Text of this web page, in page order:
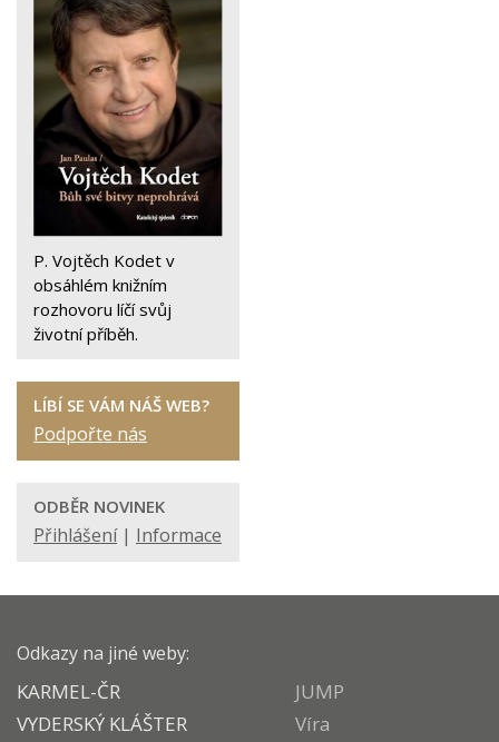
P. Vojtěch Kodet v
obsáhlém knižním
rozhovoru líčí svůj
životní příběh.
LÍBÍ SE VÁM NÁŠ WEB?
Podpořte nás
ODBĚR NOVINEK
Přihlášení| Informace
Odkazy na jiné weby:
KARMEL-ČR
VYDERSKÝ KLÁŠTER
JUMP
Víra